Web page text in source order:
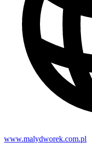
www.malydworek.com.pl